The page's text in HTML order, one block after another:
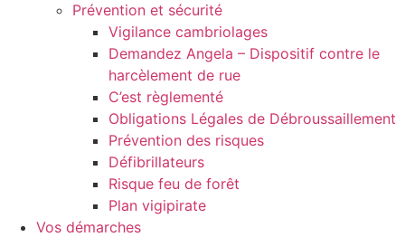
Prévention et sécurité
Vigilance cambriolages
Demandez Angela – Dispositif contre le
harcèlement de rue
C’est règlementé
Obligations Légales de Débroussaillement
Prévention des risques
Défibrillateurs
Risque feu de forêt
Plan vigipirate
Vos démarches